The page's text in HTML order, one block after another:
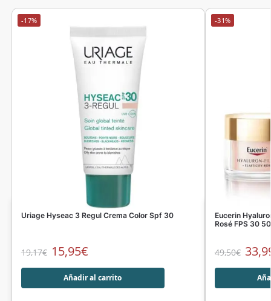
-17%
Uriage Hyseac 3 Regul Crema Color Spf 30
19,17€ 15,95€
Añadir al carrito
-31%
Eucerin
Rosé FPS 30
49,50€